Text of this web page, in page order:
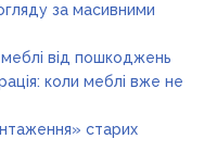
за масивними
меблі від пошкоджень
коли меблі вже не
старих